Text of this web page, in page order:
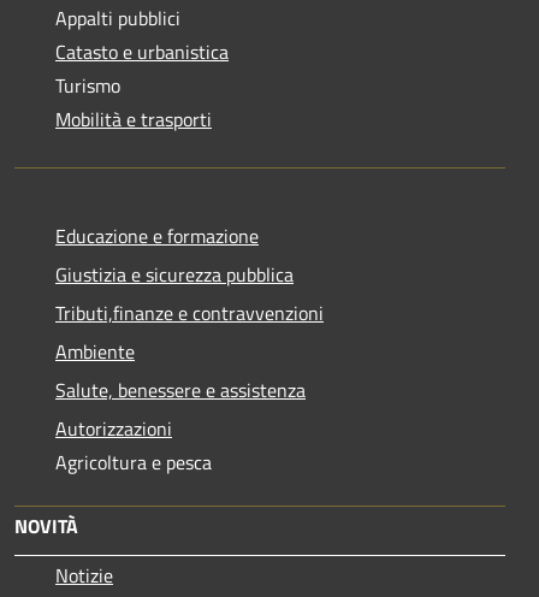
Appalti pubblici
Catasto e urbanistica
Turismo
Mobilità e trasporti
Educazione e formazione
Giustizia e sicurezza pubblica
Tributi,finanze e contravvenzioni
Ambiente
Salute, benessere e assistenza
Autorizzazioni
Agricoltura e pesca
NOVITÀ
Notizie